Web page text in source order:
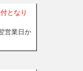
となり
営業日か